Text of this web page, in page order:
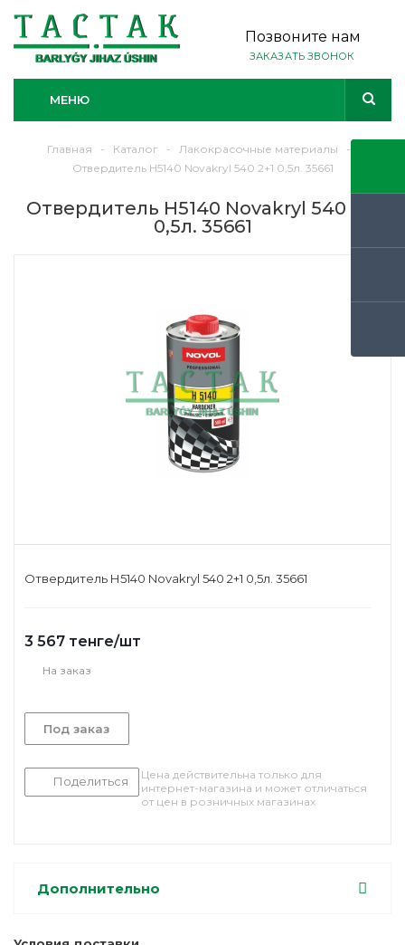
Позвоните нам
ЗАКАЗАТЬ ЗВОНОК
МЕНЮ
Главная - Каталог - Лакокрасочные материалы
-
Отвердитель Н5140 Novakryl 540 2+1 0,5л. 35661
Отвердитель Н5140 Novakryl 540 2+1
0,5л. 35661
Отвердитель Н5140 Novakryl 540 2+1 0,5л. 35661
3 567 тенге/шт
На заказ
Под заказ
Поделиться
Цена действительна только для
интернет-магазина и может отличаться
от цен в розничных магазинах
Дополнительно